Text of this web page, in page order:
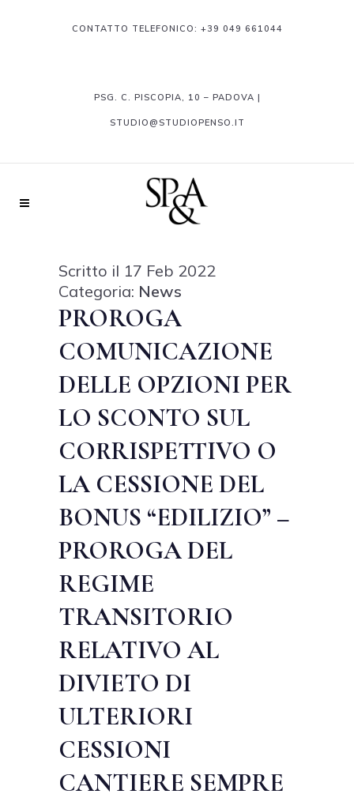
CONTATTO TELEFONICO: +39 049 661044
PSG. C. PISCOPIA, 10 – PADOVA |
STUDIO@STUDIOPENSO.IT
Scritto il 17 Feb 2022
Categoria: News
PROROGA
COMUNICAZIONE
DELLE OPZIONI PER
LO SCONTO SUL
CORRISPETTIVO O
LA CESSIONE DEL
BONUS “EDILIZIO” –
PROROGA DEL
REGIME
TRANSITORIO
RELATIVO AL
DIVIETO DI
ULTERIORI
CESSIONI
CANTIERE SEMPRE